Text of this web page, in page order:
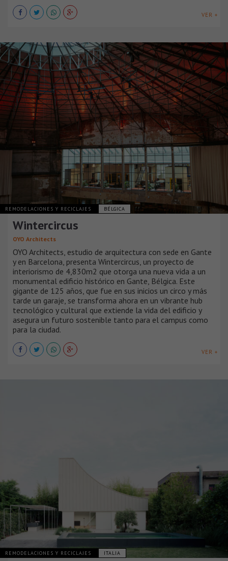
VER +
REMODELACIONES Y RECICLAJES BÉLGICA
Wintercircus
OYO Architects
OYO Architects, estudio de arquitectura con sede en Gante
y en Barcelona, presenta Wintercircus, un proyecto de
interiorismo de 4,830m2 que otorga una nueva vida a un
monumental edificio histórico en Gante, Bélgica. Este
gigante de 125 años, que fue en sus inicios un circo y más
tarde un garaje, se transforma ahora en un vibrante hub
tecnológico y cultural que extiende la vida del edificio y
asegura un futuro sostenible tanto para el campus como
para la ciudad.
VER +
REMODELACIONES Y RECICLAJES ITALIA